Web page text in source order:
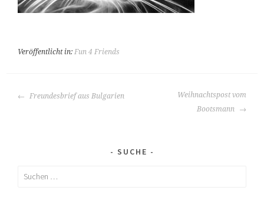
Veröffentlicht in:Fun 4 Friends
BEITRAGS-
Freundesbrief aus Bulgarien
Weihnachtspost vom
Bootsmann
SUCHE
Suchen